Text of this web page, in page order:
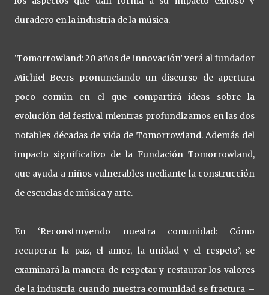
duradero en la industria de la música.
‘Tomorrowland: 20 años de innovación’ verá al fundador
Michiel Beers pronunciando un discurso de apertura
poco común en el que compartirá ideas sobre la
evolución del festival mientras profundizamos en las dos
notables décadas de vida de Tomorrowland. Además del
impacto significativo de la Fundación Tomorrowland,
que ayuda a niños vulnerables mediante la construcción
de escuelas de música y arte.
En ‘Reconstruyendo nuestra comunidad: Cómo
recuperar la paz, el amor, la unidad y el respeto’, se
examinará la manera de respetar y restaurar los valores
de la industria cuando nuestra comunidad se fractura –